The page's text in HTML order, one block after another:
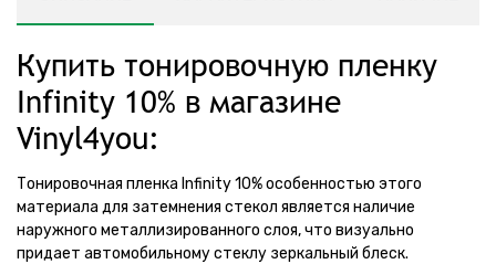
Купить тонировочную пленку
Infinity 10% в магазине
Vinyl4you:
Тонировочная пленка Infinity 10% особенностью этого
материала для затемнения стекол является наличие
наружного металлизированного слоя, что визуально
придает автомобильному стеклу зеркальный блеск.